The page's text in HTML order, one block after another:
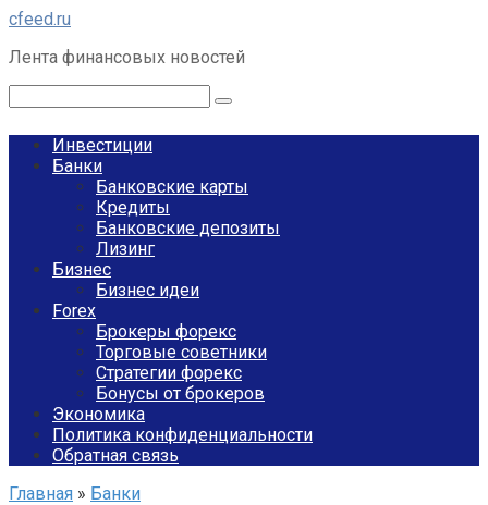
Перейти
контенту
cfeed.ru
Лента финансовых новостей
Инвестиции
Банки
Банковские карты
Кредиты
Банковские депозиты
Лизинг
Бизнес
Бизнес идеи
Forex
Брокеры форекс
Торговые советники
Стратегии форекс
Бонусы от брокеров
Экономика
Политика конфиденциальности
Обратная связь
Главная » Банки